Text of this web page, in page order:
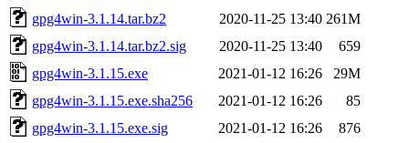
gpg4win-3.1.14.tar.bz2
2020-11-25 13:40 261M
gpg4win-3.1.14.tar.bz2.sig
2020-11-25 13:40
659
gpg4win-3.1.15.exe
2021-01-12 16:26
29M
gpg4win-3.1.15.exe.sha256
2021-01-12 16:26
85
gpg4win-3.1.15.exe.sig
2021-01-12 16:26
876